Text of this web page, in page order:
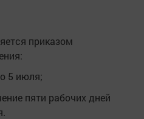
приказом
5 июля;
пяти рабочих дней